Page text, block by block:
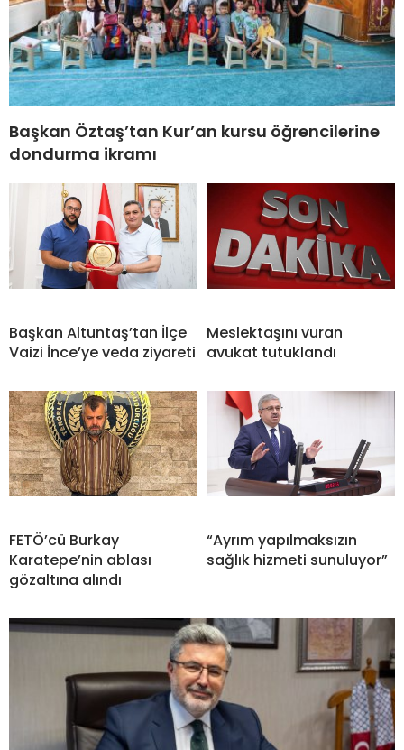
Başkan Öztaş’tan Kur’an kursu öğrencilerine
dondurma ikramı
Başkan Altuntaş’tan İlçe
Vaizi İnce’ye veda ziyareti
Meslektaşını vuran
avukat tutuklandı
FETÖ’cü Burkay
Karatepe’nin ablası
gözaltına alındı
“Ayrım yapılmaksızın
sağlık hizmeti sunuluyor”